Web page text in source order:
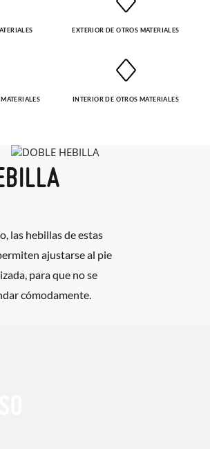
EXTERIOR DE OTROS MATERIALES
INTERIOR DE OTROS MATERIALES
las hebillas de estas
ajustarse al pie
para que no se
cómodamente.